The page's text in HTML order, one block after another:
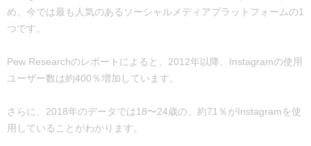
め、今では最も人気のあるソーシャルメディアプラットフォームの1
つです。
Pew Researchのレポートによると、2012年以降、Instagramの使用
ユーザー数は約400％増加しています。
さらに、2018年のデータでは18〜24歳の、約71％がInstagramを使
用していることがわかります。